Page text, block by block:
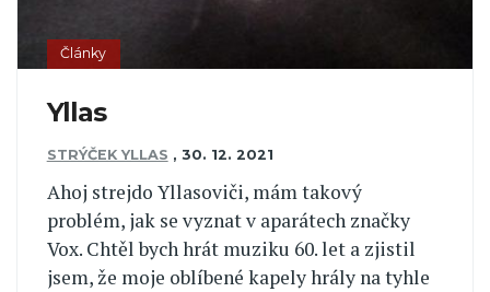
Články
Yllas
STRÝČEK YLLAS , 30. 12. 2021
Ahoj strejdo Yllasoviči, mám takový
problém, jak se vyznat v aparátech značky
Vox. Chtěl bych hrát muziku 60. let a zjistil
jsem, že moje oblíbené kapely hrály na tyhle